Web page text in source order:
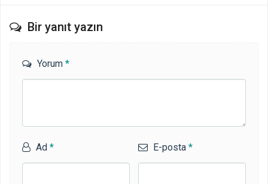
Bir yanıt yazın
Yorum *
Ad * E-posta*